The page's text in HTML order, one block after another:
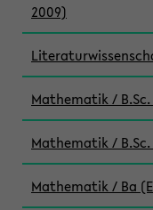
2009)
Mathematik / B.Sc.
Mathematik / B.Sc.
Mathematik / Ba